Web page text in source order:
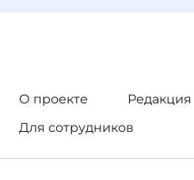
О проекте
Редакция
Для сотрудников